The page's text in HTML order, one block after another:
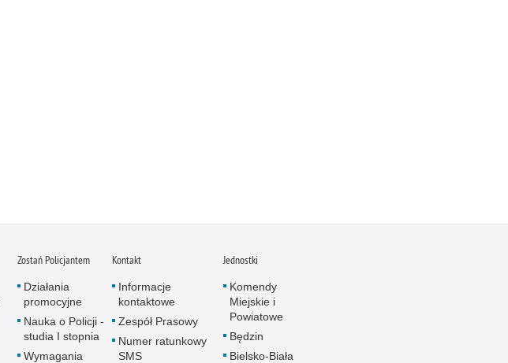
Zostań Policjantem
Działania
promocyjne
Nauka o Policji -
studia I stopnia
Wymagania
Kontakt
Informacje
kontaktowe
Zespół Prasowy
Numer ratunkowy
SMS
Jednostki
Komendy
Miejskie i
Powiatowe
Będzin
Bielsko-Biała